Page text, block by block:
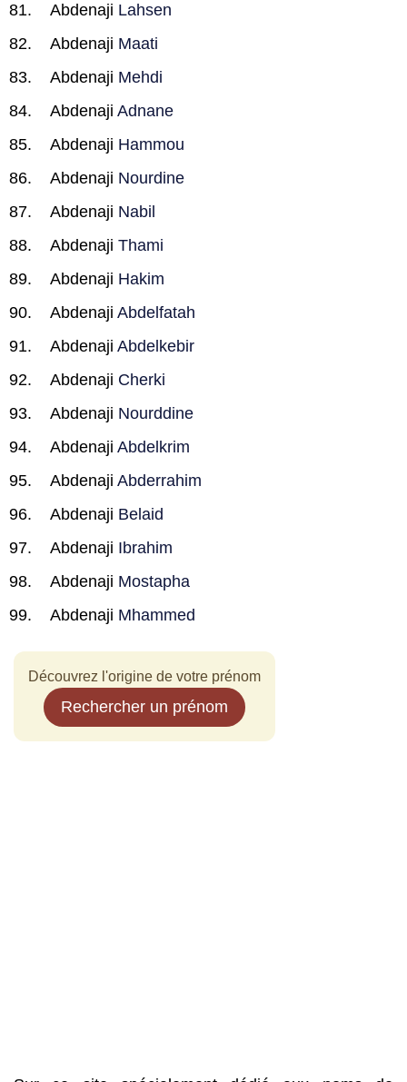
Abdenaji Lahsen
Abdenaji Maati
Abdenaji Mehdi
Abdenaji Adnane
Abdenaji Hammou
Abdenaji Nourdine
Abdenaji Nabil
Abdenaji Thami
Abdenaji Hakim
Abdenaji Abdelfatah
Abdenaji Abdelkebir
Abdenaji Cherki
Abdenaji Nourddine
Abdenaji Abdelkrim
Abdenaji Abderrahim
Abdenaji Belaid
Abdenaji Ibrahim
Abdenaji Mostapha
Abdenaji Mhammed
Découvrez l'origine de votre prénom
Rechercher un prénom